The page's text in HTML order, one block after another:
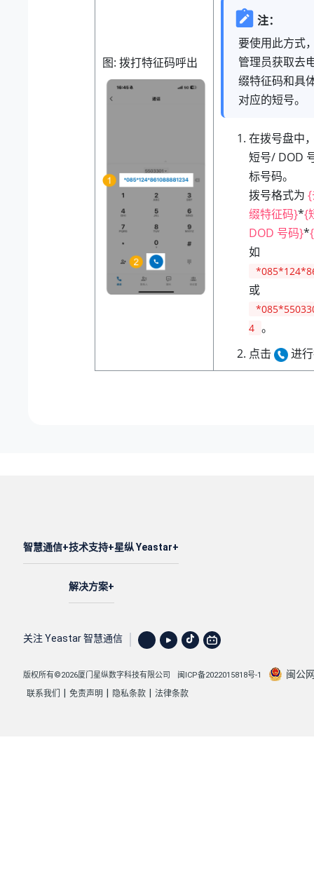
图 拨打特征码呼出
注：
要使用此方式
管理员获取去
缀特征码和具
对应的短号。
在拨号盘中
短号/ DOD
标号码。
拨号格式为 {
缀特征码}*{
DOD 号码}*
如
或
4 。
点击
进
智慧通信 技术支持
解决方案
星纵 Yeastar
关注 Yeastar 智慧通信
版权所有©2026厦门星纵数字科技有限公司 闽ICP备2022015818号-1 闽公
联系我们 免责声明 隐私条款 法律条款